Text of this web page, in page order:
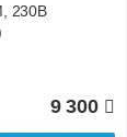
230В
9 300